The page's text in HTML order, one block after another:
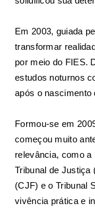
Em 2003, guiada
transformar
por meio do FIES.
estudos noturnos
após o nascimento
Formou-se em
começou muito
relevância, como a
Tribunal de Justiça
(CJF) e o Tribunal
vivência prática e